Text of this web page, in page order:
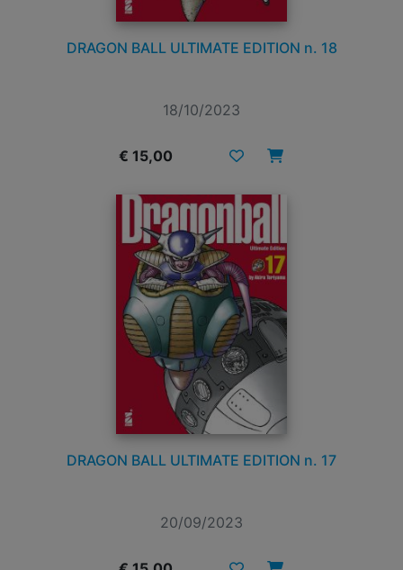
DRAGON BALL ULTIMATE EDITION n. 18
18/10/2023
€ 15,00
DRAGON BALL ULTIMATE EDITION n. 17
20/09/2023